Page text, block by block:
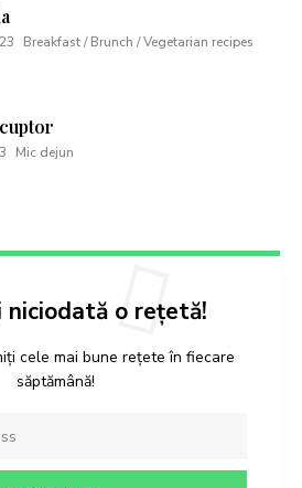
Breakfast / Brunch / Vegetarian recipes
Mic dejun
niciodată o rețetă!
cele mai bune rețete în fiecare
săptămână!